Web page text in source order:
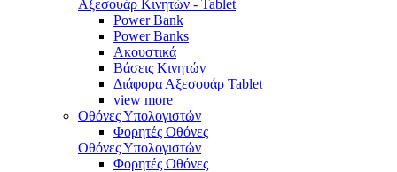
Αξεσουάρ Κινητών - Tablet
Power Bank
Power Banks
Ακουστικά
Βάσεις Κινητών
Διάφορα Αξεσουάρ Tablet
view more
Οθόνες Υπολογιστών
Φορητές Οθόνες
Οθόνες Υπολογιστών
Φορητές Οθόνες